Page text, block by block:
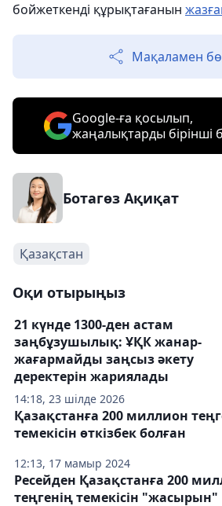
бойжеткенді құрықтағанын
Мақаламен
Google-ға қосылып,
жаңалықтарды
Ботагөз Ақиқат
Қазақстан
Оқи отырыңыз
14:18, 23 шілде 2026
21 күнде 1300-ден астам
заңбұзушылық: ҰҚК жанар-
жағармайды заңсыз әкету
деректерін жариялады
12:13, 17 мамыр 2024
Қазақстанға 200 миллион
темекісін өткізбек болған
Ресейден Қазақстанға 200
теңгенің темекісін "жасырын"